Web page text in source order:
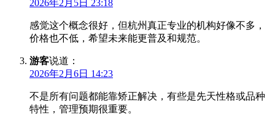
2026年2月5日 23:18
感觉这个概念很好，但杭州真正专业的机构好像不多，
价格也不低，希望未来能更普及和规范。
游客说道：
2026年2月6日 14:23
不是所有问题都能靠矫正解决，有些是先天性格或品种
特性，管理预期很重要。